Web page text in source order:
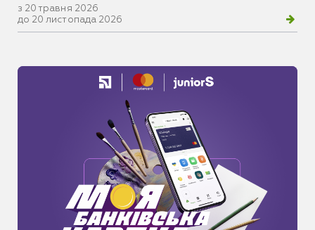
з 20 травня 2026
до 20 листопада 2026